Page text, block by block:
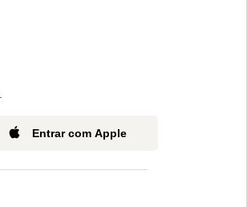
Entrar com Apple